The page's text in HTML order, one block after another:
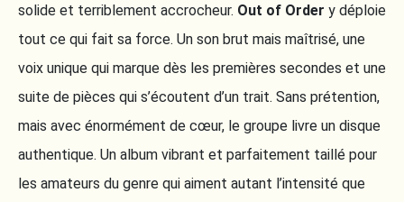
solide et terriblement accrocheur. Out of Order y déploie
tout ce qui fait sa force. Un son brut mais maîtrisé, une
voix unique qui marque dès les premières secondes et une
suite de pièces qui s’écoutent d’un trait. Sans prétention,
mais avec énormément de cœur, le groupe livre un disque
authentique. Un album vibrant et parfaitement taillé pour
les amateurs du genre qui aiment autant l’intensité que